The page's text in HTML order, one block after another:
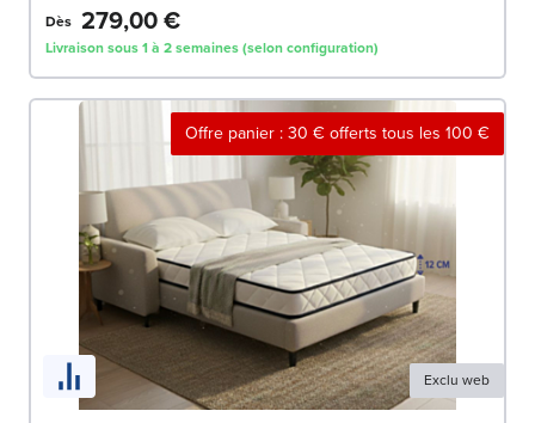
Dès 279,00 €
Livraison sous 1 à 2 semaines (selon configuration)
Offre panier : 30 € offerts tous les 100 €
Exclu web